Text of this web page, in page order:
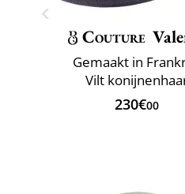
Couture
Gemaakt in
Vilt
230€00